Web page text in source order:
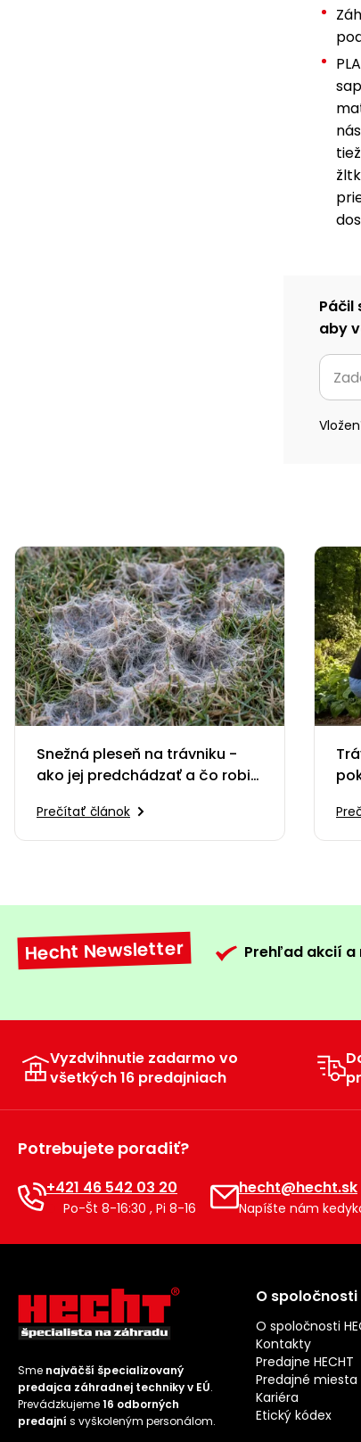
Páčil
aby
Snežná pleseň na trávniku -
ako jej predchádzať a čo robiť,
Prečítať článok
Hecht Newsletter Prehľad akcií a
Vyzdvihnutie zadarmo vo
všetkých 16 predajniach
Potrebujete poradiť?
+421 46 542 03 20
Po-Št 8-16:30 , Pi 8-16
hecht@hecht.sk
Napíšte nám
Sme najväčší špecializovaný
predajca záhradnej techniky v EÚ.
Prevádzkujeme16 odborných
predajní s vyškoleným personálom.
O spoločnosti
O spoločnosti
Kontakty
Predajne HECHT
Predajné miesta
Kariéra
Etický kódex